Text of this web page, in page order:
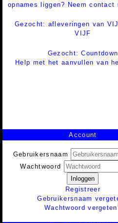
opnames liggen? Neem contact
Gezocht: afleveringen van
VIJF
Gezocht: Countdown
Help met het aanvullen van
Account
Gebruikersnaam
Wachtwoord
Inloggen
Registreer
Gebruikersnaam
Wachtwoord